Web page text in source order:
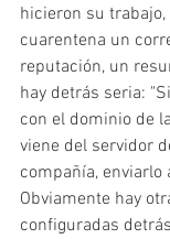
hicieron su
cuarentena un
reputación, un
hay detrás seria:
con el dominio de
viene del servidor
compañía, enviarlo
Obviamente hay
configuradas